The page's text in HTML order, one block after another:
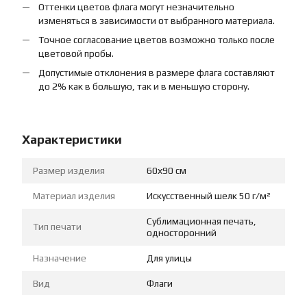
Оттенки цветов флага могут незначительно
изменяться в зависимости от выбранного материала.
Точное согласование цветов возможно только после
цветовой пробы.
Допустимые отклонения в размере флага составляют
до 2% как в большую, так и в меньшую сторону.
Характеристики
Размер изделия 60х90 см
Материал изделия Искусственный шелк 50 г/м²
Тип печати
Сублимационная печать,
односторонний
Назначение Для улицы
Вид Флаги